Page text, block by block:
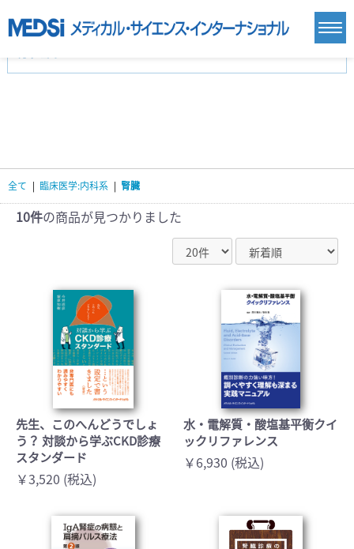
臨床医学:一般(359) 臨床医学:内科系(407)
基礎医学(93)
看護学(21)
医療技術(16)
栄養学(0)
薬学(7)
医学一般(91) マルチメディア(0)
全て | 臨床医学:内科系 | 腎臓
10件の商品が見つかりました
先生、このへんどうでしょ
う？ 対談から学ぶCKD診療
スタンダード
￥3,520 (税込)
水・電解質・酸塩基平衡クイ
ックリファレンス
￥6,930 (税込)